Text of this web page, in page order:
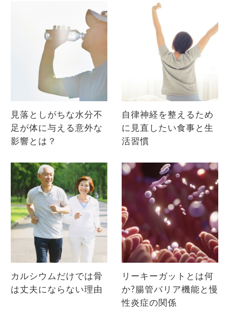
見落としがちな水分不
足が体に与える意外な
影響とは？
自律神経を整えるため
に見直したい食事と生
活習慣
カルシウムだけでは骨
は丈夫にならない理由
リーキーガットとは何
か?腸管バリア機能と慢
性炎症の関係